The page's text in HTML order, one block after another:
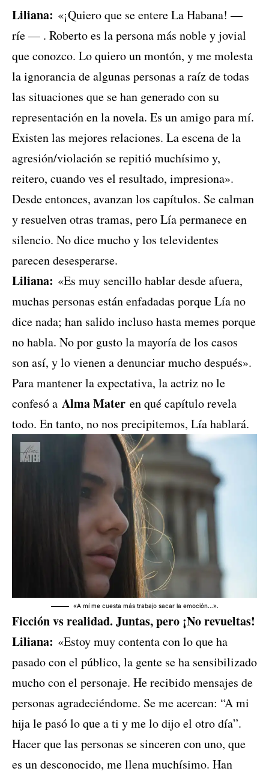
Liliana: «¡Quiero que se entere La Habana! —
ríe — . Roberto es la persona más noble y jovial
que conozco. Lo quiero un montón, y me molesta
la ignorancia de algunas personas a raíz de todas
las situaciones que se han generado con su
representación en la novela. Es un amigo para mí.
Existen las mejores relaciones. La escena de la
agresión/violación se repitió muchísimo y,
reitero, cuando ves el resultado, impresiona».
Desde entonces, avanzan los capítulos. Se calman
y resuelven otras tramas, pero Lía permanece en
silencio. No dice mucho y los televidentes
parecen desesperarse.
Liliana: «Es muy sencillo hablar desde afuera,
muchas personas están enfadadas porque Lía no
dice nada; han salido incluso hasta memes porque
no habla. No por gusto la mayoría de los casos
son así, y lo vienen a denunciar mucho después».
Para mantener la expectativa, la actriz no le
confesó a Alma Mater en qué capítulo revela
todo. En tanto, no nos precipitemos, Lía hablará.
«A mí me cuesta más trabajo sacar la emoción…».
Ficción vs realidad. Juntas, pero ¡No revueltas!
Liliana: «Estoy muy contenta con lo que ha
pasado con el público, la gente se ha sensibilizado
mucho con el personaje. He recibido mensajes de
personas agradeciéndome. Se me acercan: “A mi
hija le pasó lo que a ti y me lo dijo el otro día”.
Hacer que las personas se sinceren con uno, que
es un desconocido, me llena muchísimo. Han